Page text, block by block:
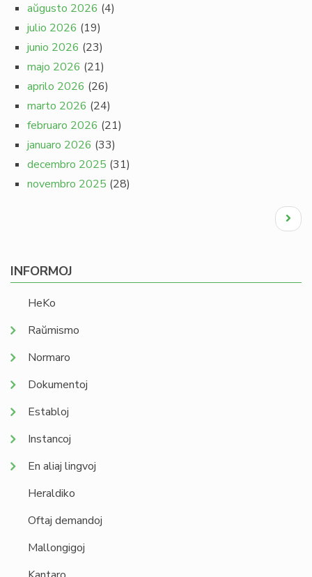
aŭgusto 2026 (4)
julio 2026 (19)
junio 2026 (23)
majo 2026 (21)
aprilo 2026 (26)
marto 2026 (24)
februaro 2026 (21)
januaro 2026 (33)
decembro 2025 (31)
novembro 2025 (28)
Next
page
INFORMOJ
HeKo
Raŭmismo
Normaro
Dokumentoj
Establoj
Instancoj
En aliaj lingvoj
Heraldiko
Oftaj demandoj
Mallongigoj